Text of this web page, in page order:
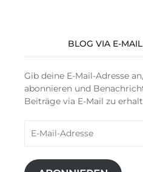
BLOG VIA E-
Gib deine E-Mail-Adresse
abonnieren und
Beiträge via E-Mail zu
Mail-